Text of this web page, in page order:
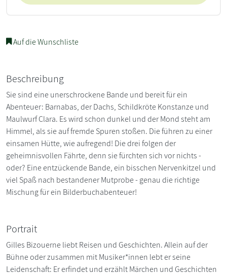
Auf die Wunschliste
Beschreibung
Sie sind eine unerschrockene Bande und bereit für ein
Abenteuer: Barnabas, der Dachs, Schildkröte Konstanze und
Maulwurf Clara. Es wird schon dunkel und der Mond steht am
Himmel, als sie auf fremde Spuren stoßen. Die führen zu einer
einsamen Hütte, wie aufregend! Die drei folgen der
geheimnisvollen Fährte, denn sie fürchten sich vor nichts -
oder? Eine entzückende Bande, ein bisschen Nervenkitzel und
viel Spaß nach bestandener Mutprobe - genau die richtige
Mischung für ein Bilderbuchabenteuer!
Portrait
Gilles Bizouerne liebt Reisen und Geschichten. Allein auf der
Bühne oder zusammen mit Musiker*innen lebt er seine
Leidenschaft: Er erfindet und erzählt Märchen und Geschichten